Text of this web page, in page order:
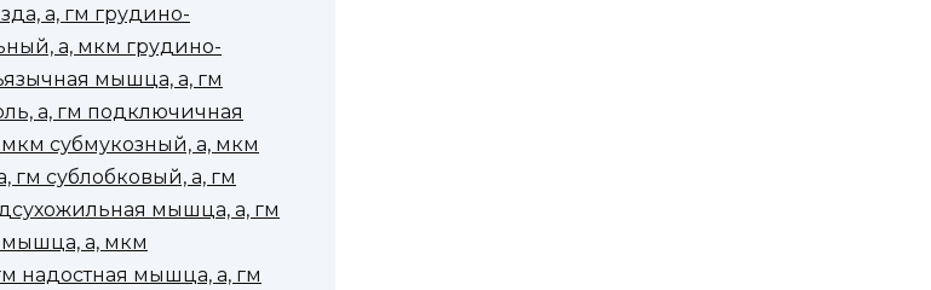
а, гм грудино-
а, мкм грудино-
мышца, а, гм
а, гм подключичная
субмукозный, а, мкм
сублобковый, а, гм
мышца, а, гм
мышца, а, мкм
надостная мышца, а, гм